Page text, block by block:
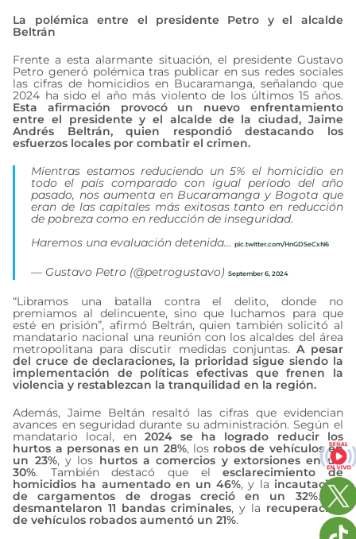
La polémica entre el presidente Petro y el alcalde
Beltrán
Frente a esta alarmante situación, el presidente Gustavo
Petro generó polémica tras publicar en sus redes sociales
las cifras de homicidios en Bucaramanga, señalando que
2024 ha sido el año más violento de los últimos 15 años.
Esta afirmación provocó un nuevo enfrentamiento
entre el presidente y el alcalde de la ciudad, Jaime
Andrés Beltrán, quien respondió destacando los
esfuerzos locales por combatir el crimen.
Mientras estamos reduciendo un 5% el homicidio en
todo el país comparado con igual período del año
pasado, nos aumenta en Bucaramanga y Bogota que
eran de las capitales más exitosas tanto en reducción
de pobreza como en reducción de inseguridad.
Haremos una evaluación detenida…pic.twitter.com/HnGDSeCxN6
— Gustavo Petro (@petrogustavo)September 6, 2024
“Libramos una batalla contra el delito, donde no
premiamos al delincuente, sino que luchamos para que
esté en prisión”, afirmó Beltrán, quien también solicitó al
mandatario nacional una reunión con los alcaldes del área
metropolitana para discutir medidas conjuntas. A pesar
del cruce de declaraciones, la prioridad sigue siendo la
implementación de políticas efectivas que frenen la
violencia y restablezcan la tranquilidad en la región.
Además, Jaime Beltán resaltó las cifras que evidencian
avances en seguridad durante su administración. Según el
mandatario local, en 2024 se ha logrado reducir los
hurtos a personas en un 28%, los robos de vehículos en
un 23%, y los hurtos a comercios y extorsiones en un
30%. También destacó que elesclarecimiento de
homicidios ha aumentado en un 46%, y la incautación
de cargamentos de drogas creció en un 32%. Se
desmantelaron 11 bandas criminales, y la recuperación
de vehículos robados aumentó un 21%.